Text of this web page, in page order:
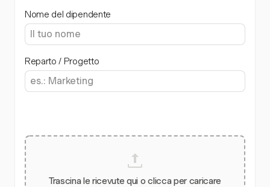
Nome del dipendente
Reparto / Progetto
Trascina le ricevute qui o clicca per caricare